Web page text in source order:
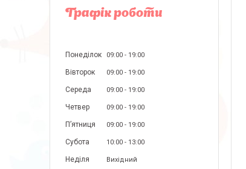
Графік роботи
Понеділок 09:00 19:00
Вівторок 09:00 19:00
Середа 09:00 19:00
Четвер 09:00 19:00
Пʼятниця 09:00 19:00
Субота 10:00 13:00
Неділя Вихідний